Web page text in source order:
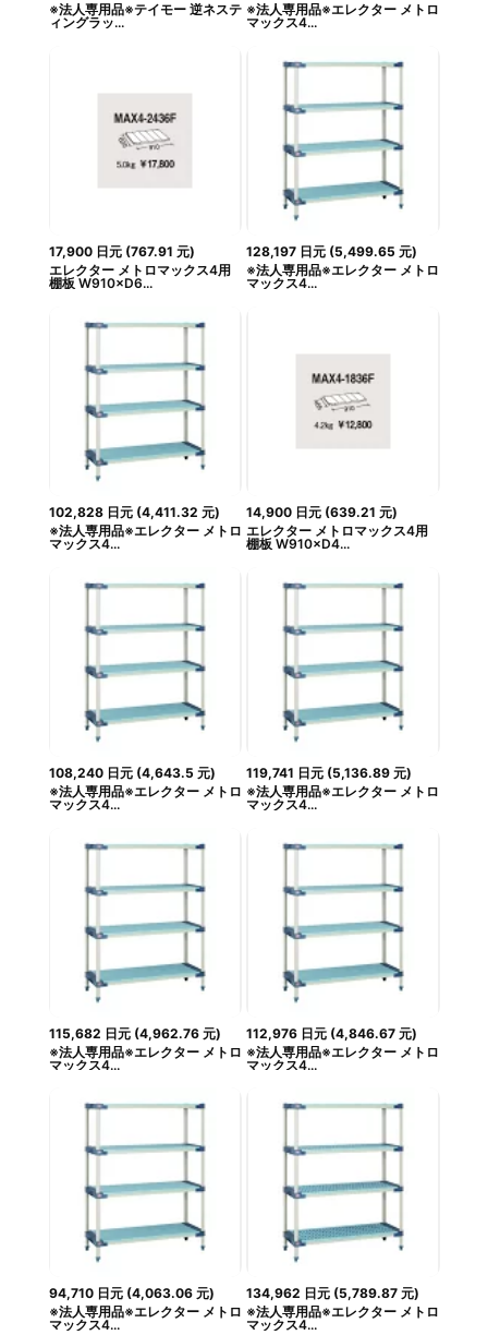
※法人専用品※テイモー 逆ネステ
ィングラッ...
※法人専用品※エレクター メトロ
マックス4...
17,900 日元(767.91 元)
エレクター メトロマックス4用
棚板 W910×D6...
128,197 日元 (5,499.65 元)
※法人専用品※エレクター メトロ
マックス4...
102,828 日元(4,411.32 元)
※法人専用品※エレクター メトロ
マックス4...
14,900 日元 (639.21 元)
エレクター メトロマックス4用
棚板 W910×D4...
108,240 日元(4,643.5 元)
※法人専用品※エレクター メトロ
マックス4...
119,741 日元 (5,136.89 元)
※法人専用品※エレクター メトロ
マックス4...
115,682 日元(4,962.76 元)
※法人専用品※エレクター メトロ
マックス4...
112,976 日元 (4,846.67 元)
※法人専用品※エレクター メトロ
マックス4...
94,710 日元(4,063.06 元)
※法人専用品※エレクター メトロ
マックス4...
134,962 日元 (5,789.87 元)
※法人専用品※エレクター メトロ
マックス4...